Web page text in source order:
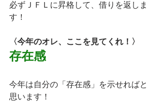
必ずＪＦＬに昇格して、借りを返しま
す！
〈今年のオレ、ここを見てくれ！〉
存在感
今年は自分の「存在感」を示せればと
思います！